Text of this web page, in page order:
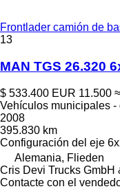
Frontlader camión de
13
MAN TGS 26.320
$ 533.400 EUR 11.500
Vehículos municipales -
2008
395.830 km
Configuración del eje
Alemania, Flieden
Cris Devi Trucks GmbH
Contacte con el